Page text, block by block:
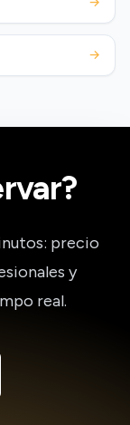
→
precio
y
real.